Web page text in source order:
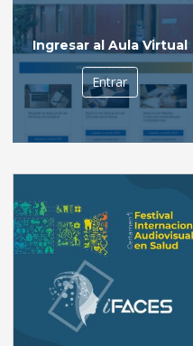
Ingresar al Aula Virtual
Entrar